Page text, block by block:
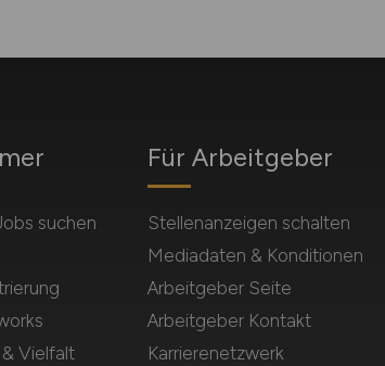
suchen
Vielfalt
Für Arbeitgeber
Stellenanzeigen schalten
Mediadaten & Konditionen
Arbeitgeber Seite
Arbeitgeber Kontakt
Karrierenetzwerk